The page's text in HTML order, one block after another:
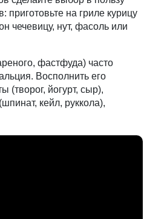
приготовьте на гриле курицу
чечевицу, нут, фасоль или
фастфуда) часто
Восполнить его
(творог, йогурт, сыр),
кейл, руккола),